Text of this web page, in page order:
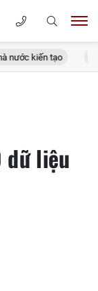
20 điều tưởng
dữ liệu